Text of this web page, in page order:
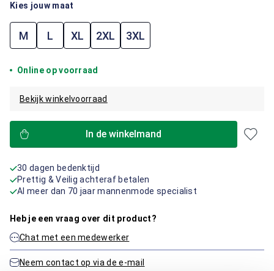
Kies jouw maat
M L XL 2XL 3XL
Online op voorraad
Bekijk winkelvoorraad
In de winkelmand
30 dagen bedenktijd
Prettig & Veilig achteraf betalen
Al meer dan 70 jaar mannenmode specialist
Heb je een vraag over dit product?
Chat met een medewerker
Neem contact op via de e-mail